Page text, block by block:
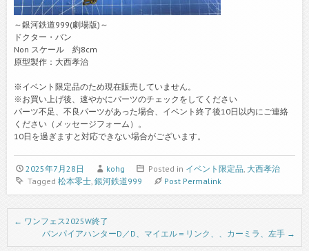
～銀河鉄道999(劇場版)～
ドクター・バン
Non スケール 約8cm
原型製作：大西孝治
※イベント限定品のため現在販売していません。
※お買い上げ後、速やかにパーツのチェックをしてください
パーツ不足、不良パーツがあった場合、イベント終了後10日以内にご連絡
ください（メッセージフォーム）。
10日を過ぎますと対応できない場合がございます。
2025年7月28日 kohg Posted in イベント限定品 大西孝治
Tagged 松本零士, 銀河鉄道999 Post Permalink
Post navigation
← ワンフェス2025W終了
バンパイアハンターD／D、マイエル＝リンク、、カーミラ、左手 →